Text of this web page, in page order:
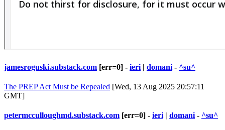
jamesroguski.substack.com [err=0] - ieri | domani - ^su^
The PREP Act Must be Repealed [Wed, 13 Aug 2025 20:57:11
GMT]
petermcculloughmd.substack.com [err=0] - ieri | domani - ^su^